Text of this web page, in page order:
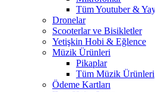
Tüm Youtuber &
Dronelar
Scooterlar ve Bisikletler
Yetişkin Hobi & Eğlence
Müzik Ürünleri
Pikaplar
Tüm Müzik Ürünleri
Ödeme Kartları